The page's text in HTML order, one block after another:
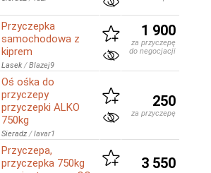
Przyczepka
samochodowa z
kiprem
Lasek/Blazej9
1 900
za przyczepę
do negocjacji
Oś ośka do
przyczepy
przyczepki ALKO
750kg
Sieradz /lavar1
250
za przyczepę
Przyczepa,
przyczepka 750kg
3 550